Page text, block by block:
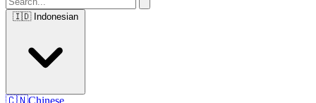
🇮🇩 Indonesian
🇨🇳Chinese